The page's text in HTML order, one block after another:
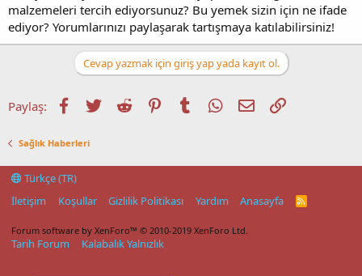
malzemeleri tercih ediyorsunuz? Bu yemek sizin için ne ifade
ediyor? Yorumlarınızı paylaşarak tartışmaya katılabilirsiniz!
Cevap yazmak için giriş yap yada kayıt ol.
Paylaş: Facebook
TwitterReddit PinterestTumblrWhatsApp
E-postaLink
Sağlık Haberleri
Türkçe (TR)
İletişim
Koşullar Gizlilik Politikası Yardım Anasayfa
R
Forum software by XenForo™ © 2010-2019 XenForo Ltd.
Tarih Forum Kalabalık Yalnızlık